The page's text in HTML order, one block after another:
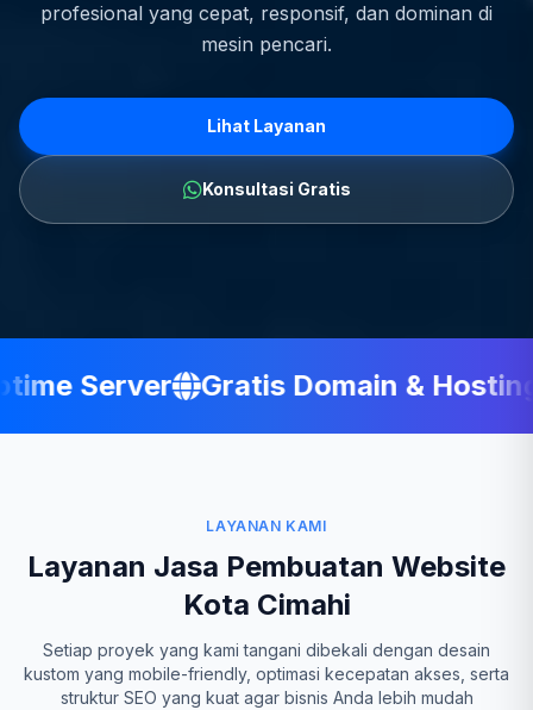
profesional yang cepat, responsif, dan dominan di
mesin pencari.
Lihat Layanan
Konsultasi Gratis
Server Gratis Domain & Hosting
LAYANAN KAMI
Layanan Jasa Pembuatan Website
Kota Cimahi
Setiap proyek yang kami tangani dibekali dengan desain
kustom yang mobile-friendly, optimasi kecepatan akses, serta
struktur SEO yang kuat agar bisnis Anda lebih mudah